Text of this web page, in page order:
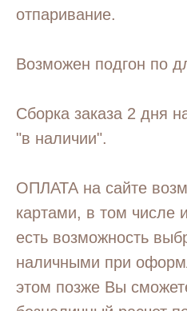
отпаривание.
Возможен подгон по
Сборка заказа 2 дня
"в наличии".
ОПЛАТА на сайте
картами, в том числе
есть возможность
наличными при
этом позже Вы